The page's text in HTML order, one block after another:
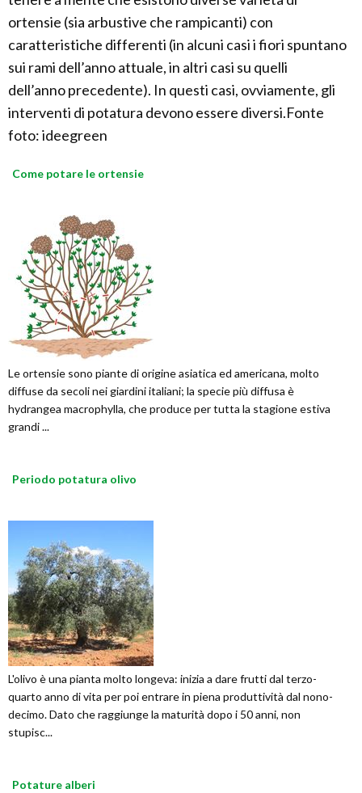
ortensie (sia arbustive che rampicanti) con
caratteristiche differenti (in alcuni casi i fiori spuntano
sui rami dell’anno attuale, in altri casi su quelli
dell’anno precedente). In questi casi, ovviamente, gli
interventi di potatura devono essere diversi.Fonte
foto: ideegreen
Come potare le ortensie
Le ortensie sono piante di origine asiatica ed americana, molto
diffuse da secoli nei giardini italiani; la specie più diffusa è
hydrangea macrophylla, che produce per tutta la stagione estiva
grandi ...
Periodo potatura olivo
L'olivo è una pianta molto longeva: inizia a dare frutti dal terzo-
quarto anno di vita per poi entrare in piena produttività dal nono-
decimo. Dato che raggiunge la maturità dopo i 50 anni, non
stupisc...
Potature alberi